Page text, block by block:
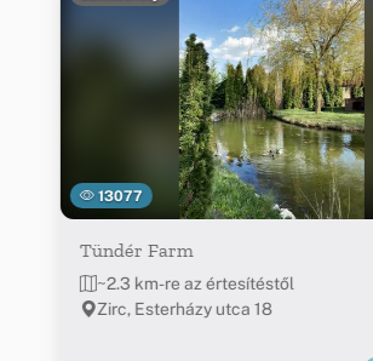
13077
Tündér Farm
~2.3 km-re az értesítéstől
Zirc, Esterházy utca 18